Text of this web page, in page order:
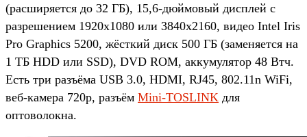
(расширяется до 32 ГБ), 15,6-дюймовый дисплей с
разрешением 1920x1080 или 3840x2160, видео Intel Iris
Pro Graphics 5200, жёсткий диск 500 ГБ (заменяется на
1 ТБ HDD или SSD), DVD ROM, аккумулятор 48 Втч.
Есть три разъёма USB 3.0, HDMI, RJ45, 802.11n WiFi,
веб-камера 720p, разъём Mini-TOSLINK для
оптоволокна.